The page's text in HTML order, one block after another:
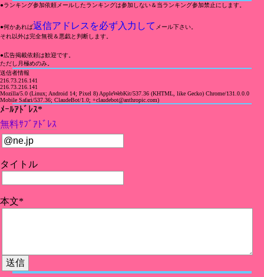
●ランキング参加依頼メールしたランキングは参加しない＆当ランキング参加禁止にします。
●何かあれば返信アドレスを必ず入力して メール下さい。
それ以外は完全無視＆悪戯と判断します。
●広告掲載依頼は歓迎です。
ただし月極めのみ。
送信者情報
216.73.216.141
216.73.216.141
Mozilla/5.0 (Linux; Android 14; Pixel 8) AppleWebKit/537.36 (KHTML, like Gecko) Chrome/131.0.0.0
Mobile Safari/537.36; ClaudeBot/1.0; +claudebot@anthropic.com)
ﾒｰﾙｱﾄﾞﾚｽ*
無料ｻﾌﾞｱﾄﾞﾚｽ
タイトル
本文*